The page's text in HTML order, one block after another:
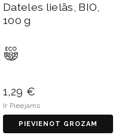
Dateles lielās, BIO,
100 g
1,29 €
Ir Pieejams
PIEVIENOT GROZAM